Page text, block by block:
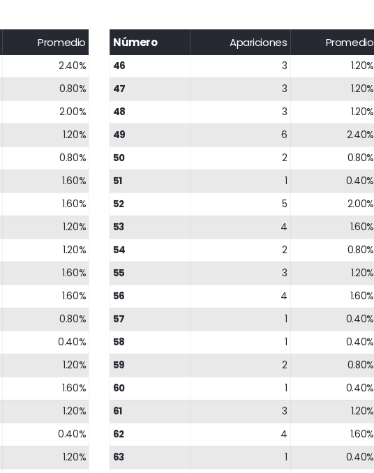
Promedio
2.40%
0.80%
2.00%
1.20%
0.80%
1.60%
1.60%
1.20%
1.20%
1.60%
1.60%
0.80%
0.40%
1.20%
1.60%
1.20%
0.40%
1.20%
Número Apariciones Promedio
46 3
1.20%
47
3
1.20%
48
3
1.20%
49
6
2.40%
50
2
0.80%
51
1
0.40%
52
5
2.00%
53
4
1.60%
54
2
0.80%
55
3
1.20%
56
4
1.60%
57
1
0.40%
58
1
0.40%
59
2
0.80%
60
1
0.40%
61
3
1.20%
62
4
1.60%
63
1
0.40%